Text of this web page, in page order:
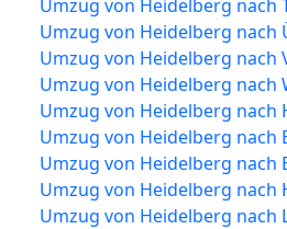
Umzug von Heidelberg nach
Umzug von Heidelberg nach
Umzug von Heidelberg nach
Umzug von Heidelberg nach
Umzug von Heidelberg nach
Umzug von Heidelberg nach
Umzug von Heidelberg nach
Umzug von Heidelberg nach
Umzug von Heidelberg nach